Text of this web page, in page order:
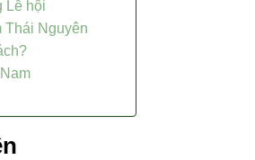
Lễ hội
Thái Nguyên